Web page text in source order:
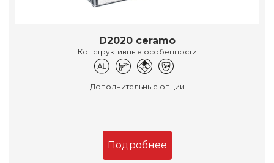
D2020 ceramo
Конструктивные особенности
Дополнительные опции
Подробнее